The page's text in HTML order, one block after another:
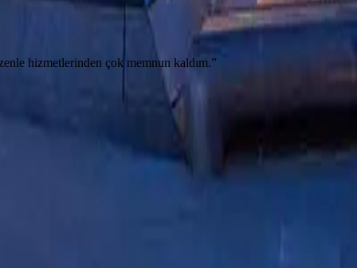
hizmetlerinden çok memnun kaldım.”